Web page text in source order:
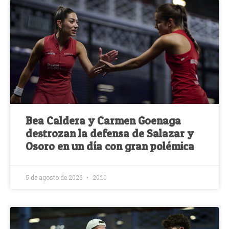
Bea Caldera y Carmen Goenaga
destrozan la defensa de Salazar y
Osoro en un día con gran polémica
5 de agosto de 2026 20:10